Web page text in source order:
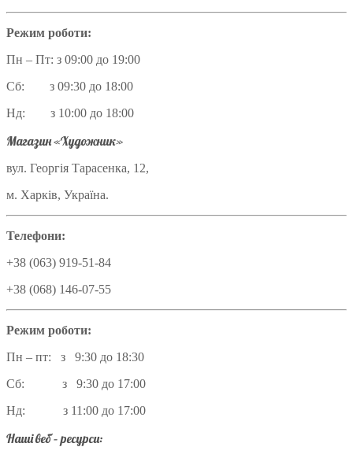
Режим роботи:
Пн – Пт: з 09:00 до 19:00
Сб: з 09:30 до 18:00
Нд: з 10:00 до 18:00
Магазин «Художник»
вул. Георгія Тарасенка, 12,
м. Харків, Україна.
Телефони:
+38 (063) 919-51-84
+38 (068) 146-07-55
Режим роботи:
Пн – пт: з 9:30 до 18:30
Сб: з 9:30 до 17:00
Нд: з 11:00 до 17:00
Наші веб – ресурси: